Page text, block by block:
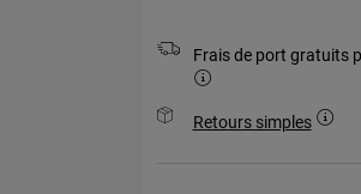
Frais de port gratuits
Retours simples